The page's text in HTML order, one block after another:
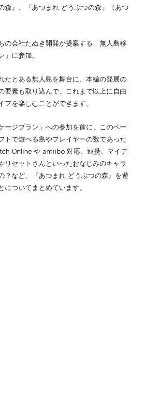
森』、『あつまれ どうぶつの森』（あつ
の会社たぬき開発が提案する「無人島移
に参加。
たとある無人島を舞台に、本編の発展の
要素も取り込んで、これまで以上に自由
フを楽しむことができます。
ージプラン」への参加を前に、このペー
トで遊べる島やプレイヤーの数であった
Online や amiibo 対応、連携、マイデ
リセットさんといったおなじみのキャラ
？など、『あつまれ どうぶつの森』を遊
についてまとめています。